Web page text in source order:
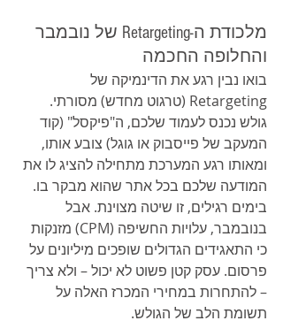
מלכודת ה-Retargeting של נובמבר
והחלופה החכמה
בואו נבין רגע את הדינמיקה של
Retargeting (טרגוט מחדש) מסורתי.
גולש נכנס לעמוד שלכם, ה"פיקסל" (קוד
המעקב של פייסבוק או גוגל) צובע אותו,
ומאותו רגע המערכת מתחילה להציג לו את
המודעה שלכם בכל אתר שהוא מבקר בו.
בימים רגילים, זו שיטה מצוינת. אבל
בנובמבר, עלויות החשיפה (CPM) מזנקות
כי התאגידים הגדולים שופכים מיליונים על
פרסום. עסק קטן פשוט לא יכול – ולא צריך
– להתחרות במחירי המכרז האלה על
תשומת הלב של הגולש.